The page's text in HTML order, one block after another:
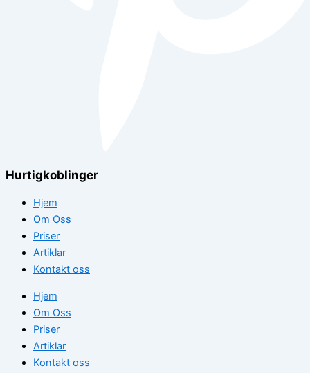
Hurtigkoblinger
Hjem
Om Oss
Priser
Artiklar
Kontakt oss
Hjem
Om Oss
Priser
Artiklar
Kontakt oss